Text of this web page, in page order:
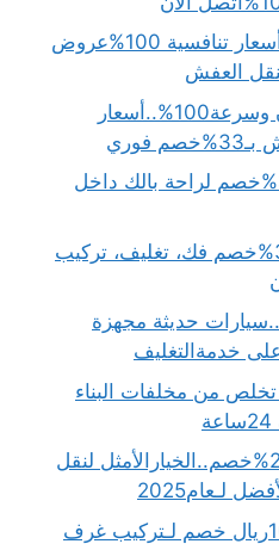
حقين نقل عفش بالرياض أسعار تنافسية 100%عروض
دينات نقل عفش جدة أمان وسرعة100%..أسعار
فوري
نقل عفش داخل جده بـ35%خصم لراحة بالك داخل
سيارة نقل عفش مكة بـ30%خصم فك، تغليف، تركيب
حديثة مجهزة
تخلص من مخلفات البناء
شركة نقل عفش بمكة بـ23%خصم..الخيارالأمثل لنقل
لـعام2025
نقل غرف نوم بالرياض 100ريال خصم لـتركيب غرف